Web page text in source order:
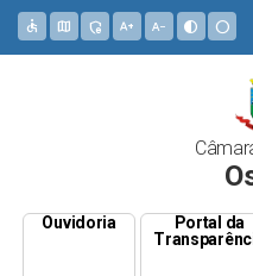
accessible map admin_panel_settings text_increase text_decrease contrast circle
Ouvidoria
Portal da